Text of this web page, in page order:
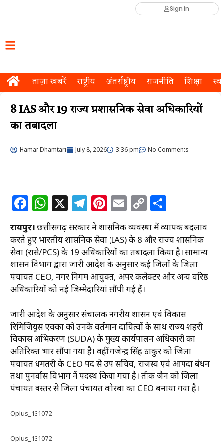
Sign in
ताज़ा खबरें राष्ट्रीय अंतर्राष्ट्रीय राजनीति शिक्षा
8 IAS और 19 राज्य प्रशासनिक सेवा अधिकारियों
का तबादला
Hamar Dhamtari July 8, 2026 3:36 pm No Comments
F
c
e
b
o
o
k
W
h
at
s
A
p
p
X T
el
e
g
ra
m
Pi
n
te
re
st
E
ai
l
C
o
p
y
Li
n
ar
e
रायपुर। छत्तीसगढ़ सरकार ने प्रशासनिक व्यवस्था में व्यापक बदलाव
करते हुए भारतीय प्रशासनिक सेवा (IAS) के 8 और राज्य प्रशासनिक
सेवा (राप्रसे/PCS) के 19 अधिकारियों का तबादला किया है। सामान्य
प्रशासन विभाग द्वारा जारी आदेश के अनुसार कई जिलों के जिला
पंचायत CEO, नगर निगम आयुक्त, अपर कलेक्टर और अन्य वरिष्ठ
अधिकारियों को नई जिम्मेदारियां सौंपी गई हैं।
जारी आदेश के अनुसार संचालक नगरीय प्रशासन एवं विकास
रिमिजियुस एक्का को उनके वर्तमान दायित्वों के साथ राज्य शहरी
विकास अभिकरण (SUDA) के मुख्य कार्यपालन अधिकारी का
अतिरिक्त प्रभार सौंपा गया है। वहीं गजेन्द्र सिंह ठाकुर को जिला
पंचायत धमतरी के CEO पद से उप सचिव, राजस्व एवं आपदा प्रबंधन
तथा पुनर्वास विभाग में पदस्थ किया गया है। प्रतीक जैन को जिला
पंचायत बस्तर से जिला पंचायत कोरबा का CEO बनाया गया है।
Oplus_131072
Oplus_131072